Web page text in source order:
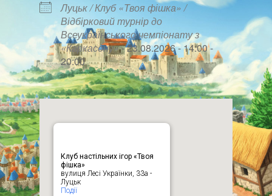
Луцьк / Клуб «Твоя фішка» /
Відбірковий турнір до
Всеукраїнського чемпіонату з
«Каркасону»- 23.08.2026 - 14:00 -
20:00
Клуб настільних ігор «Твоя
фішка»
вулиця Лесі Українки, 33а -
Луцьк
Події